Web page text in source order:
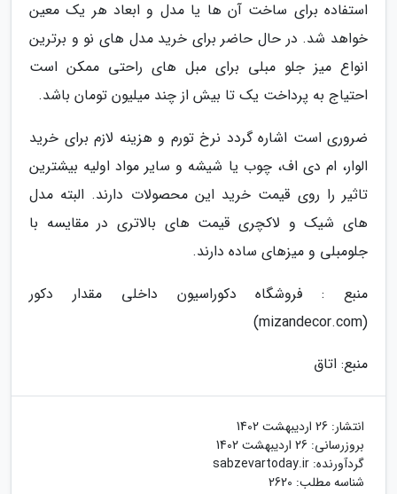
استفاده برای ساخت آن ها یا مدل و ابعاد هر یک معین
خواهد شد. در حال حاضر برای خرید مدل های نو و برترین
انواع میز جلو مبلی برای مبل های راحتی ممکن است
احتیاج به پرداخت یک تا بیش از چند میلیون تومان باشد.
ضروری است اشاره گردد نرخ تورم و هزینه لازم برای خرید
الوار، ام دی اف، چوب یا شیشه و سایر مواد اولیه بیشترین
تاثیر را روی قیمت خرید این محصولات دارند. البته مدل
های شیک و لاکچری قیمت های بالاتری در مقایسه با
جلومبلی و میزهای ساده دارند.
منبع : فروشگاه دکوراسیون داخلی مقدار دکور
(mizandecor.com)
منبع: اتاق
انتشار: 26 اردیبهشت 1402
بروزرسانی: 26 اردیبهشت 1402
گردآورنده: sabzevartoday.ir
شناسه مطلب: 2620